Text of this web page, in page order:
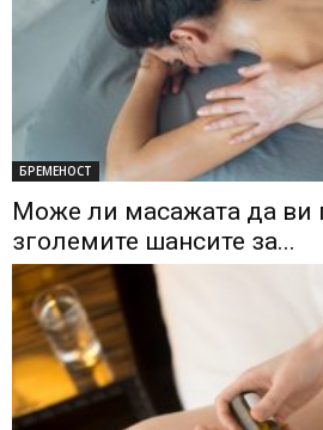
БРЕМЕНОСТ
Може ли масажата да ви
зголемите шансите за...